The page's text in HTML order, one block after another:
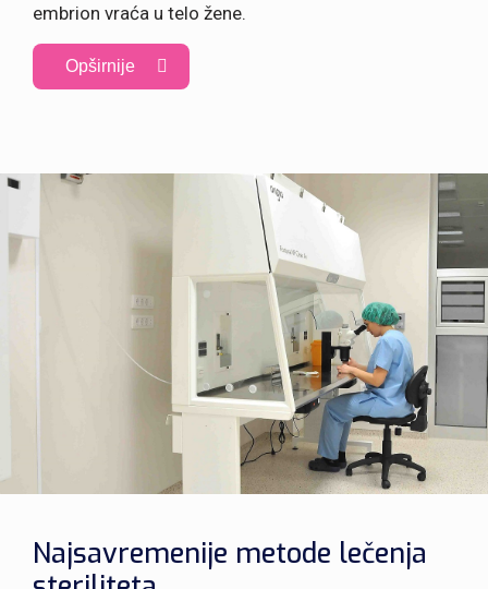
embrion vraća u telo žene.
Opširnije
Najsavremenije metode lečenja